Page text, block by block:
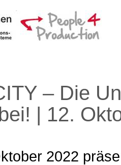
– Die
| 12.
2022